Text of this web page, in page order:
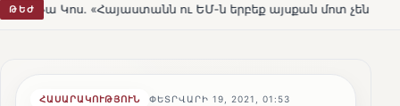
ԹԵԺ ու ԵՄ-ն երբեք այսքան մոտ չեն եղել» HOT
ՀԱՍԱՐԱԿՈՒԹՅՈՒՆ ՓԵՏՐՎԱՐԻ 19, 2021, 01:53